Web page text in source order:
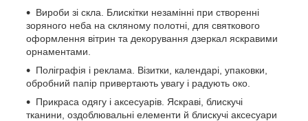
Вироби зі скла. Блискітки незамінні при створенні
зоряного неба на скляному полотні, для святкового
оформлення вітрин та декорування дзеркал яскравими
орнаментами.
Поліграфія і реклама. Візитки, календарі, упаковки,
обробний папір привертають увагу і радують око.
Прикраса одягу і аксесуарів. Яскраві, блискучі
тканини, оздоблювальні елементи й блискучі аксесуари